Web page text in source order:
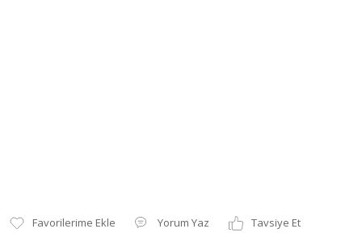
Yorum Yaz
Tavsiye Et